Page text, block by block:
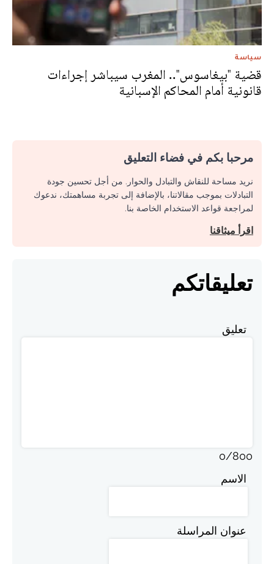
سياسة
قضية "بيغاسوس".. المغرب سيباشر إجراءات
قانونية أمام المحاكم الإسبانية
مرحبا بكم في فضاء التعليق
نريد مساحة للنقاش والتبادل والحوار. من أجل تحسين جودة
التبادلات بموجب مقالاتنا، بالإضافة إلى تجربة مساهمتك، ندعوك
لمراجعة قواعد الاستخدام الخاصة بنا.
اقرأ ميثاقنا
تعليقاتكم
تعليق
0/800
الاسم
عنوان المراسلة